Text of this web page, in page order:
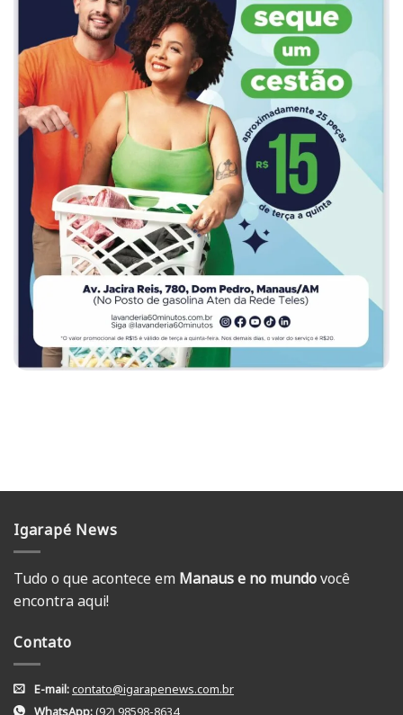
Igarapé News
Tudo o que acontece em Manaus e no mundovocê
encontra aqui!
Contato
E-mail:contato@igarapenews.com.br